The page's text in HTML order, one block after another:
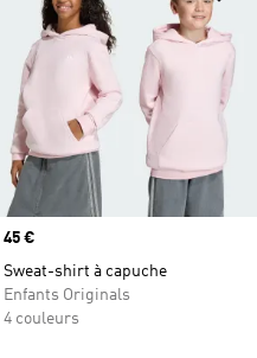
Prix
45 €
Sweat-shirt à capuche
Enfants Originals
4 couleurs